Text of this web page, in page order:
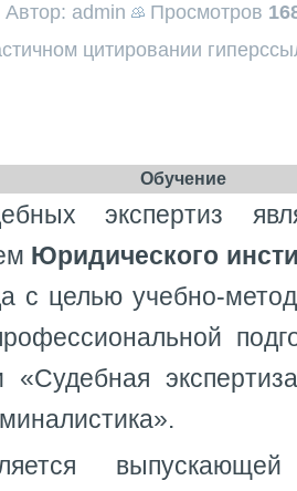
Автор: admin Просмотров
цитировании
Обучение
экспертиз
Юридического
с целью учебно-
«Судебная